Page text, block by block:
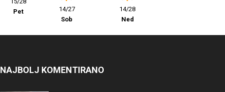
Pet
14/27
Sob
14/28
Ned
NAJBOLJ KOMENTIRANO